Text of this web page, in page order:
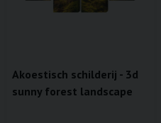
Akoestisch schilderij - 3d
sunny forest landscape